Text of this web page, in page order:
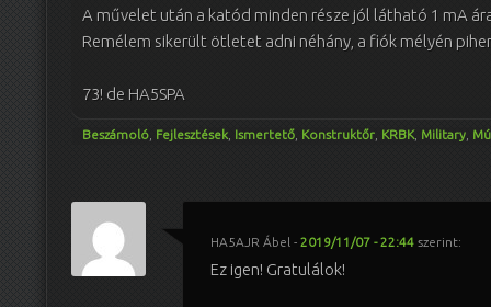
A művelet után a katód minden része jól látható 1 mA
Remélem sikerült ötletet adni néhány, a fiók mélyén
73! de HA5SPA
Beszámoló Fejlesztések Ismertető Konstruktőr KRBK, Military
HA5AJR Ábel - 2019/11/07 - 22:44 szerint:
Ez igen! Gratulálok!